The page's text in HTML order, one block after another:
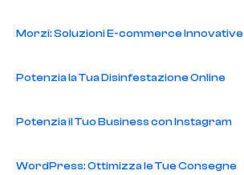
Morzi: Soluzioni E-commerce Innovative
Potenzia la Tua Disinfestazione Online
Potenzia il Tuo Business con Instagram
WordPress: Ottimizza le Tue Consegne